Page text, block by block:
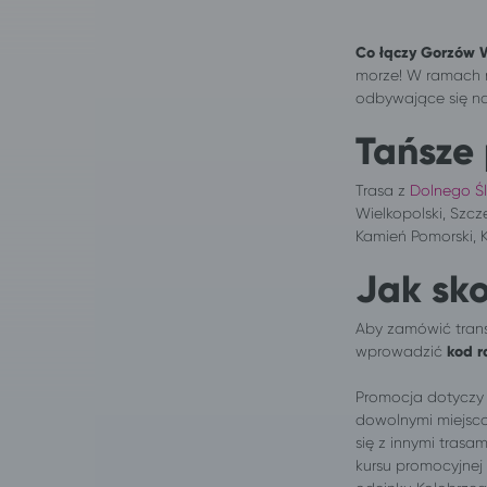
Co łączyGorzów
morze! W
odbywające się
Trasa z Dolnego
Wielkopolski,
Kamień Pomorski,
Jak
Aby zamówić
wprowadzić kod
Promocja
dowolnymi
się z innymi
kursu